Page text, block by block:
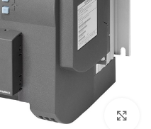
برای بزرگنمایی کلیک کنید